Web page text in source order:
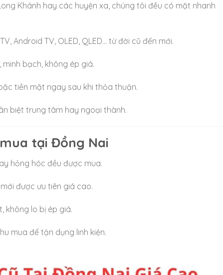
Khánh hay các huyện xa, chúng tôi đều có mặt nhanh
Android TV, OLED, QLED… từ đời cũ đến mới.
bạch, không ép giá.
tiền mặt ngay sau khi thỏa thuận.
biệt trung tâm hay ngoại thành.
tại Đồng Nai
hỏng hóc đều được mua.
được ưu tiên giá cao.
không lo bị ép giá.
mua để tận dụng linh kiện.